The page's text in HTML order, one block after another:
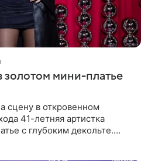
золотом мини-платье
сцену в откровенном
41-летняя артистка
с глубоким декольте.